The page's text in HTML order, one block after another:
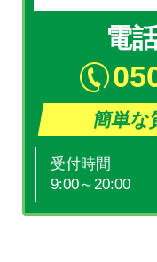
電
簡単な
受付時間
9:00～20:00